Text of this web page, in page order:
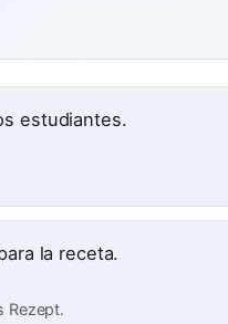
estudiantes.
la receta.
Rezept.